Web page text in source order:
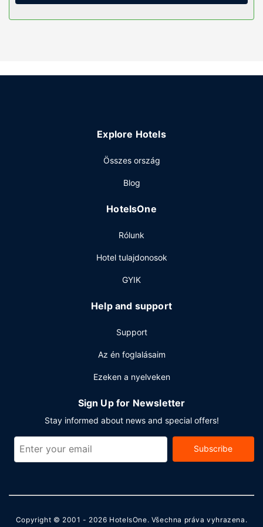
Kóstolj meg valamit Traders menüjéről vagy snackelj
szobájukban maradnának: 24 órás szobaszerviz. A
finomabb italokkal várja a vendégeket. Teljes reggelit
hétvégente felár ellenében 5:00 és 10:00 között.
Egyéb felszereltség
A szálláshelyen business center, ingyenes újságok és
vehető. A(z) hotel 18 rendezvénytermet kínál különböző
események lebonyolítására. Az autóval érkező vendégek
Explore Hotels
Összes ország
Blog
HotelsOne
Rólunk
Hotel tulajdonosok
GYIK
Help and support
Support
Az én foglalásaim
Ezeken a nyelveken
Sign Up for Newsletter
Stay informed about news and special offers!
Subscribe
Copyright © 2001 - 2026 HotelsOne. Všechna práva vyhrazena.